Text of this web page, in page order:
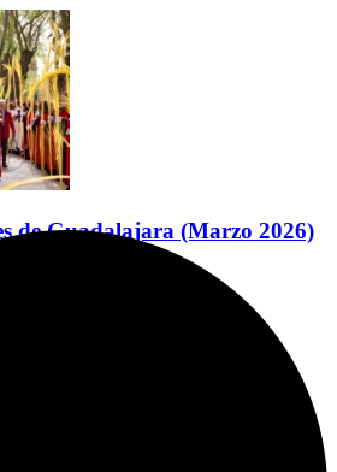
de Guadalajara (Marzo 2026)